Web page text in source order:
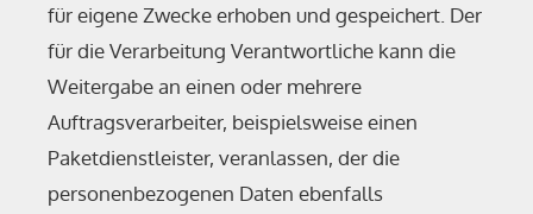
für eigene Zwecke erhoben und gespeichert. Der
für die Verarbeitung Verantwortliche kann die
Weitergabe an einen oder mehrere
Auftragsverarbeiter, beispielsweise einen
Paketdienstleister, veranlassen, der die
personenbezogenen Daten ebenfalls